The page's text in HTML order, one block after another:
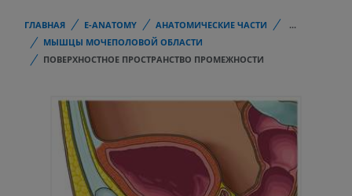
ГЛАВНАЯ E-ANATOMY АНАТОМИЧЕСКИЕ ЧАСТИ
...
МЫШЦЫ МОЧЕПОЛОВОЙ ОБЛАСТИ
ПОВЕРХНОСТНОЕ ПРОСТРАНСТВО ПРОМЕЖНОСТИ